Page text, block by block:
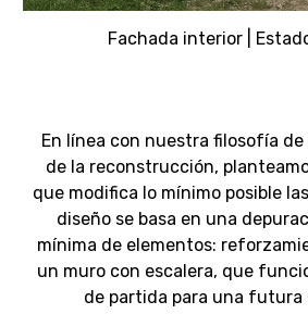
Fachada interior |
En línea con nuestra filosofía
de la reconstrucción,
que modifica lo mínimo posible
diseño se basa en una
mínima de elementos:
un muro con escalera, que
de partida para una futura